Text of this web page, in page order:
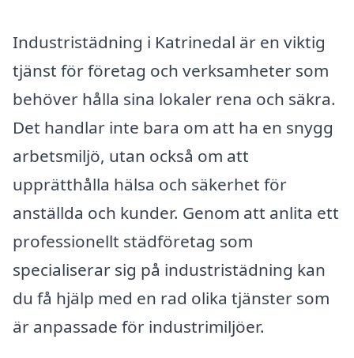
Industristädning i Katrinedal är en viktig
tjänst för företag och verksamheter som
behöver hålla sina lokaler rena och säkra.
Det handlar inte bara om att ha en snygg
arbetsmiljö, utan också om att
upprätthålla hälsa och säkerhet för
anställda och kunder. Genom att anlita ett
professionellt städföretag som
specialiserar sig på industristädning kan
du få hjälp med en rad olika tjänster som
är anpassade för industrimiljöer.